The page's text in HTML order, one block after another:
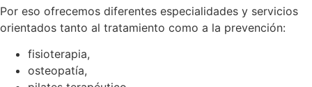
Por eso ofrecemos diferentes especialidades y servicios
orientados tanto al tratamiento como a la prevención:
fisioterapia,
osteopatía,